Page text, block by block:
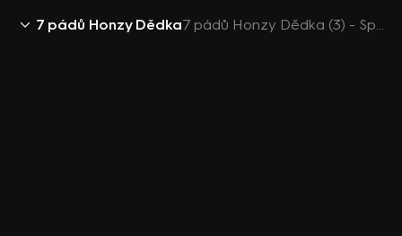
7 pádů Honzy Dědka 7 pádů Honzy Dědka (3) - Spejbl a Hurvínek